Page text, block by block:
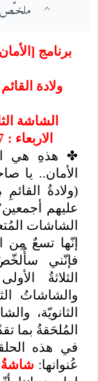
ملخـّص
برنامج
ولادة
الشاشة
الاربعاء : 27 شوال 1439 - الموافق: 11/7/2018
✤
الأمان.. يا
(ولادةُ
عليهم
الشاشات
إنّها تسعٌ مِن
فإنّني
الثلاثةُ
والشاشاتُ
الثانويّة،
المُلحَقةُ بما
في هذه
عُنوانها:شاشةُ